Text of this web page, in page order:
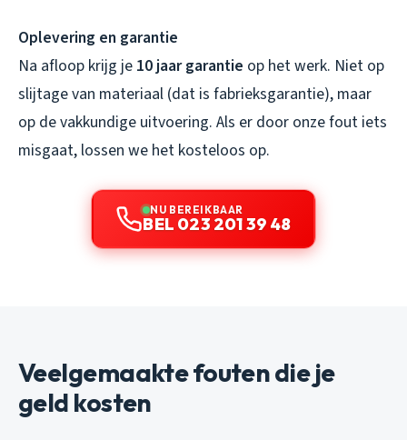
Oplevering en garantie
Na afloop krijg je 10 jaar garantie op het werk. Niet op
slijtage van materiaal (dat is fabrieksgarantie), maar
op de vakkundige uitvoering. Als er door onze fout iets
misgaat, lossen we het kosteloos op.
NU BEREIKBAAR
BEL 023 201 39 48
Veelgemaakte fouten die je
geld kosten